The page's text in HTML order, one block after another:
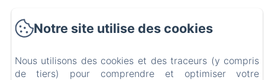
Notre site utilise des cookies
Nous utilisons des cookies et des traceurs (y compris
de tiers) pour comprendre et optimiser votre